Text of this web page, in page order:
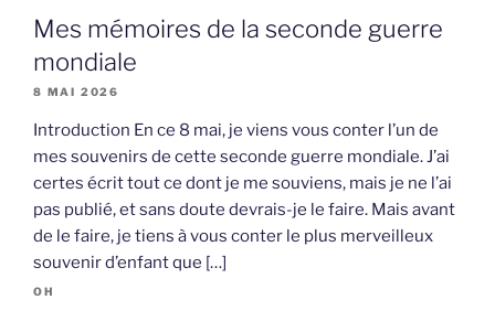
Mes mémoires de la seconde guerre
mondiale
8 MAI 2026
Introduction En ce 8 mai, je viens vous conter l’un de
mes souvenirs de cette seconde guerre mondiale. J’ai
certes écrit tout ce dont je me souviens, mais je ne l’ai
pas publié, et sans doute devrais-je le faire. Mais avant
de le faire, je tiens à vous conter le plus merveilleux
souvenir d’enfant que […]
OH